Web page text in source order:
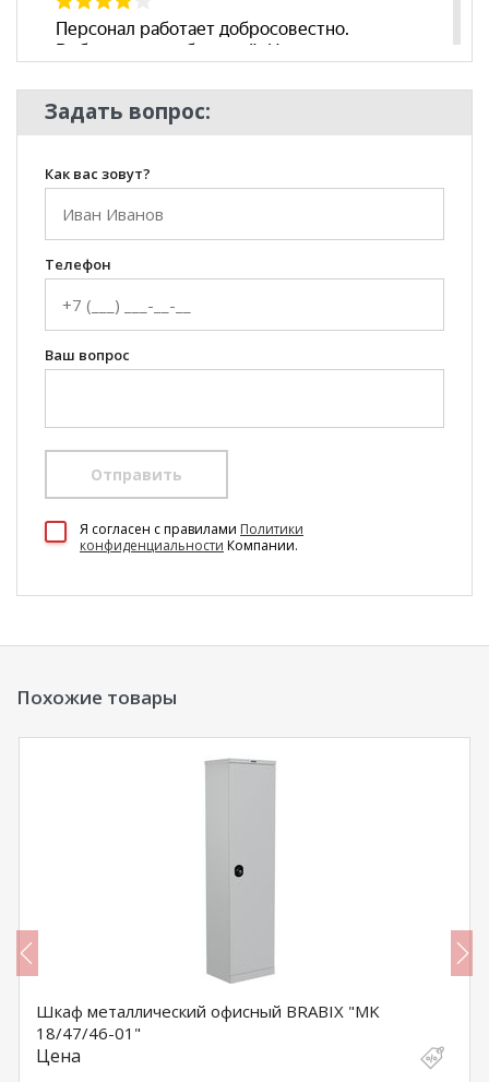
Задать вопрос:
Как вас зовут?
Телефон
Ваш вопрос
Отправить
Я согласен c правилами Политики
конфиденциальности Компании.
Похожие товары
Шкаф металлический офисный BRABIX "MK
18/47/46-01"
Цена